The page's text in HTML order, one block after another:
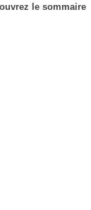
le sommaire